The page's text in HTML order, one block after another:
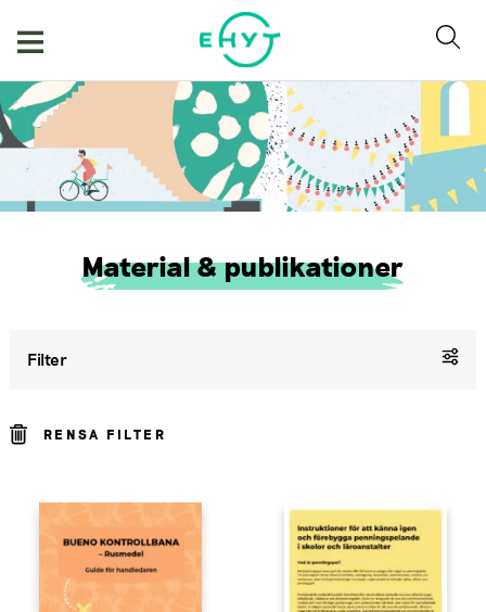
Material & publikationer
Filter
RENSA FILTER